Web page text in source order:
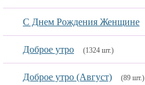
С Днем Рождения Женщине
Доброе утро (1324 шт.)
Доброе утро (Август) (89 шт.)